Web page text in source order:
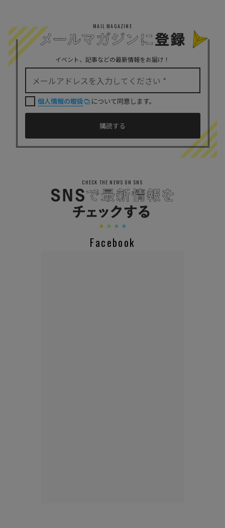
MAIL MAGAZINE
イベント、記事などの最新情報をお届け！
個人情報の取扱 について同意します。
CHECK THE NEWS ON SNS
Facebook